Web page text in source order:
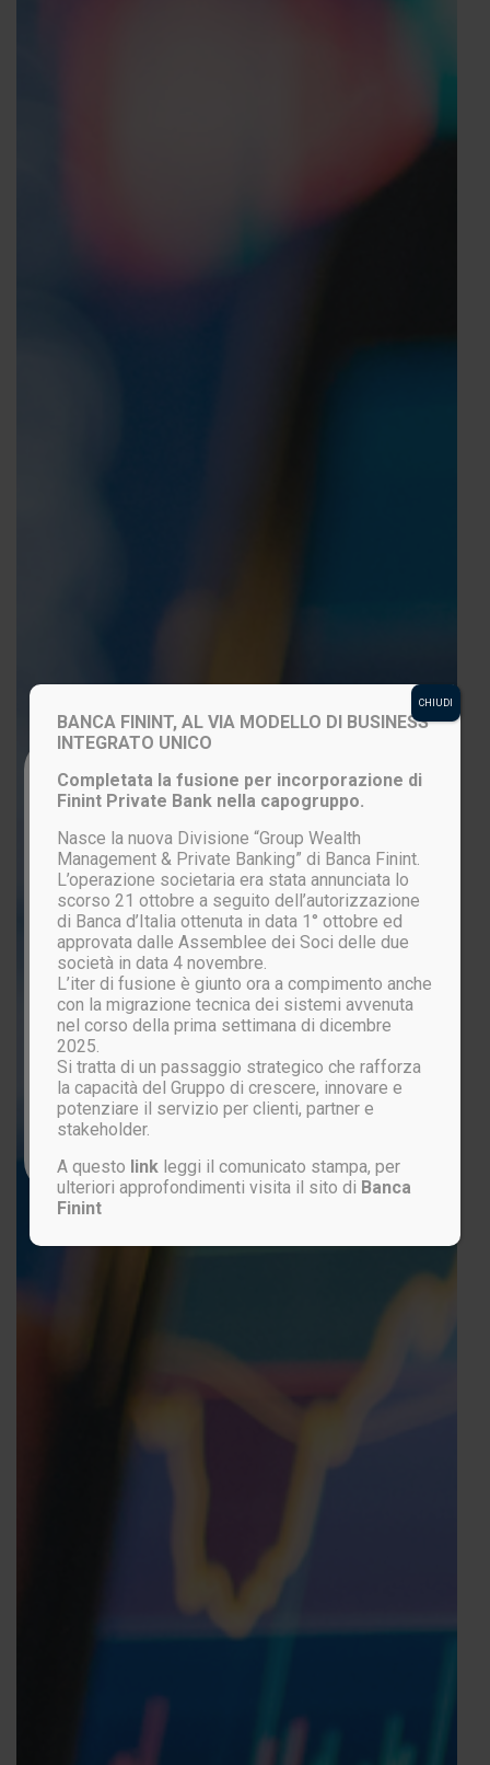
Login to your account
LOGIN
Password lost?
Not registered yet?
BANCA FININT, AL VIA MODELLO DI BUSINESS
INTEGRATO UNICO
Completata la fusione per incorporazione di
Finint Private Bank nella capogruppo.
Nasce la nuova Divisione “Group Wealth
Management & Private Banking” di Banca Finint.
L’operazione societaria era stata annunciata lo
scorso 21 ottobre a seguito dell’autorizzazione
di Banca d’Italia ottenuta in data 1° ottobre ed
approvata dalle Assemblee dei Soci delle due
società in data 4 novembre.
L’iter di fusione è giunto ora a compimento anche
con la migrazione tecnica dei sistemi avvenuta
nel corso della prima settimana di dicembre
2025.
Si tratta di un passaggio strategico che rafforza
la capacità del Gruppo di crescere, innovare e
potenziare il servizio per clienti, partner e
stakeholder.
A questo link leggi il comunicato stampa, per
ulteriori approfondimenti visita il sito di Banca
Finint
CHIUDI